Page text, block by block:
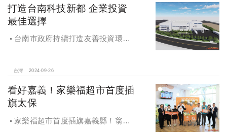
打造台南科技新都 企業投資
最佳選擇
台南市政府持續打造友善投資環
超過5萬個就業機會
台灣 2024-09-26
看好嘉義！家樂福超市首度插
旗太保
家樂福超市首度插旗嘉義縣！翁章